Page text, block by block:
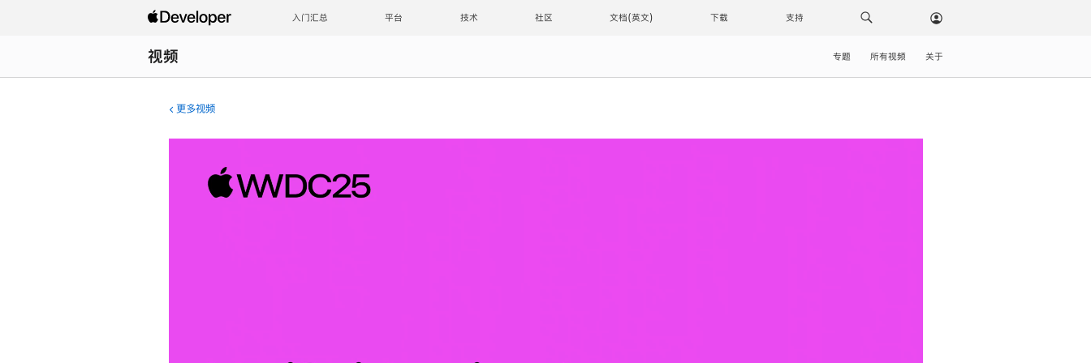
入门汇总 平台 技术 社区 文档 下载 支持
视频 专题 所有视频 关于
更多视频